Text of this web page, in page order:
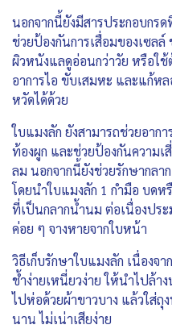
นอกจากนี้ยังมีสารประกอบกร
ช่วยป้องกันการเสื่อมของเซลล์
ผิวหนังแลดูอ่อนกว่าวัย หรือใ
อาการไอ ขับเสมหะ และแก้ห
หวัดได้ด้วย
ใบแมงลัก ยังสามารถช่วยอาก
ท้องผูก และช่วยป้องกันความเ
ลม นอกจากนี้ยังช่วยรักษากลา
โดยนำใบแมงลัก 1 กำมือ บด
ที่เป็นกลากน้ำนม ต่อเนื่องปร
ค่อย ๆ จางหายจากใบหน้า
วิธีเก็บรักษาใบแมงลัก เนื่องจ
ช้ำง่ายเหนี่ยวง่าย ให้นำไปล้า
ไปห่อด้วยผ้าขาวบาง แล้วใส่ถุ
นาน ไม่เน่าเสียง่าย